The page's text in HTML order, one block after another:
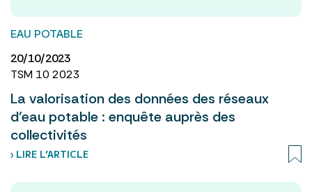
EAU POTABLE
20/10/2023
TSM 10 2023
La valorisation des données des réseaux
d’eau potable : enquête auprès des
collectivités
› LIRE L’ARTICLE